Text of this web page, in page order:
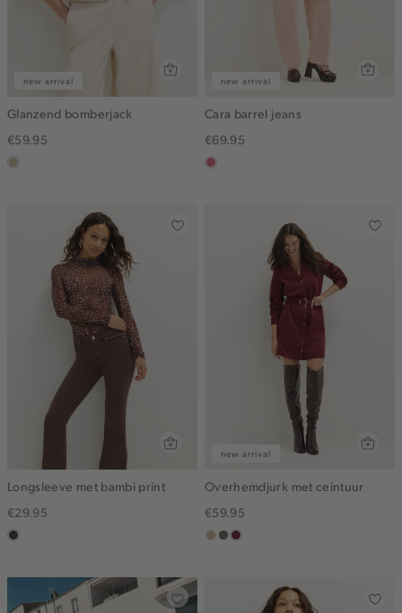
new arrival
Glanzend bomberjack
€59.95
lichtzand
new arrival
Cara barrel jeans
€69.95
rose,
Longsleeve met bambi print
€29.95
choco
new arrival
Overhemdjurk met ceintuur
€59.95
lichtzand
middenbruin
bordeaux